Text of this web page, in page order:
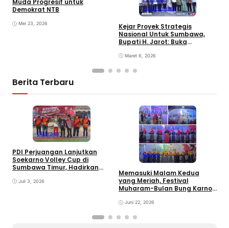
Muda Progresif untuk
Demokrat NTB
Mei 23, 2026
Pemerintahan
Kejar Proyek Strategis
Nasional Untuk Sumbawa,
Bupati H. Jarot: Buka
Tingkatkan Perekonomian
Maret 6, 2026
Berita Terbaru
Olahraga
PDI Perjuangan Lanjutkan
Soekarno Volley Cup di
Sumbawa Timur, Hadirkan
Rakyat
Juli 3, 2026
Ragam
Memasuki Malam Kedua
yang Meriah, Festival
Muharam-Bulan Bung Karno
Pemajuan Kebudayaan
Juni 22, 2026